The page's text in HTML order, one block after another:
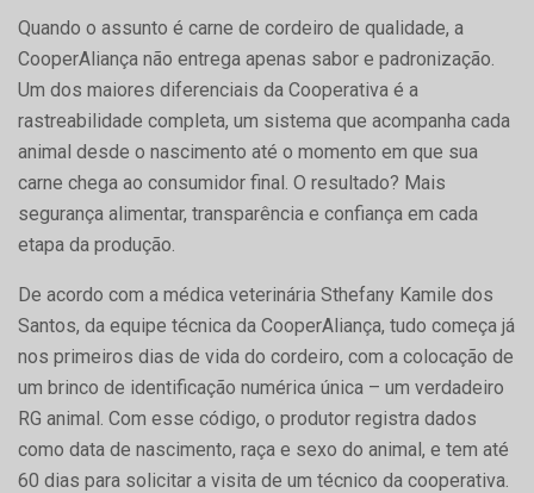
Quando o assunto é carne de cordeiro de qualidade, a
CooperAliança não entrega apenas sabor e padronização.
Um dos maiores diferenciais da Cooperativa é a
rastreabilidade completa, um sistema que acompanha cada
animal desde o nascimento até o momento em que sua
carne chega ao consumidor final. O resultado? Mais
segurança alimentar, transparência e confiança em cada
etapa da produção.
De acordo com a médica veterinária Sthefany Kamile dos
Santos, da equipe técnica da CooperAliança, tudo começa já
nos primeiros dias de vida do cordeiro, com a colocação de
um brinco de identificação numérica única – um verdadeiro
RG animal. Com esse código, o produtor registra dados
como data de nascimento, raça e sexo do animal, e tem até
60 dias para solicitar a visita de um técnico da cooperativa.